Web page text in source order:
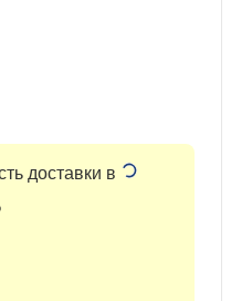
доставки в